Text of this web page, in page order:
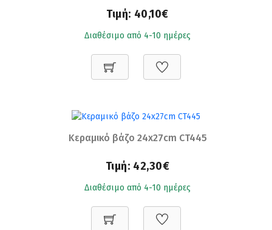
Τιμή: 40,10€
Διαθέσιμο από 4-10 ημέρες
Κεραμικό βάζο 24x27cm CT445
Τιμή: 42,30€
Διαθέσιμο από 4-10 ημέρες